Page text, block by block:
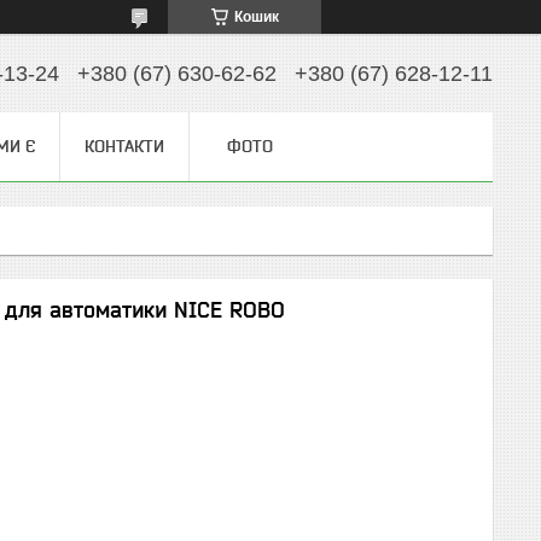
Кошик
24 +380 (67) 630-62-62 +380 (67) 628-12-11
Є КОНТАКТИ ФОТО
автоматики NICE ROBO